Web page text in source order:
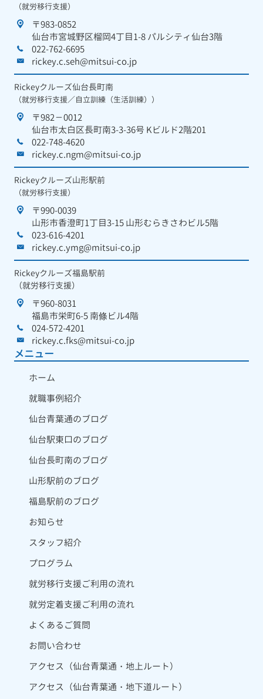
（就労移行支援）
〒983-0852
仙台市宮城野区榴岡4丁目1-8 パルシティ仙台3階
022-762-6695
rickey.c.seh@mitsui-co.jp
Rickeyクルーズ仙台長町南
（就労移行支援／自立訓練（生活訓練））
〒982－0012
仙台市太白区長町南3-3-36号 Kビルド2階201
022-748-4620
rickey.c.ngm@mitsui-co.jp
Rickeyクルーズ山形駅前
（就労移行支援）
〒990-0039
山形市香澄町1丁目3-15 山形むらきさわビル5階
023-616-4201
rickey.c.ymg@mitsui-co.jp
Rickeyクルーズ福島駅前
（就労移行支援）
〒960-8031
福島市栄町6-5 南條ビル4階
024-572-4201
rickey.c.fks@mitsui-co.jp
メニュー
ホーム
就職事例紹介
仙台青葉通のブログ
仙台駅東口のブログ
仙台長町南のブログ
山形駅前のブログ
福島駅前のブログ
お知らせ
スタッフ紹介
プログラム
就労移行支援ご利用の流れ
就労定着支援ご利用の流れ
よくあるご質問
お問い合わせ
アクセス（仙台青葉通・地上ルート）
アクセス（仙台青葉通・地下道ルート）